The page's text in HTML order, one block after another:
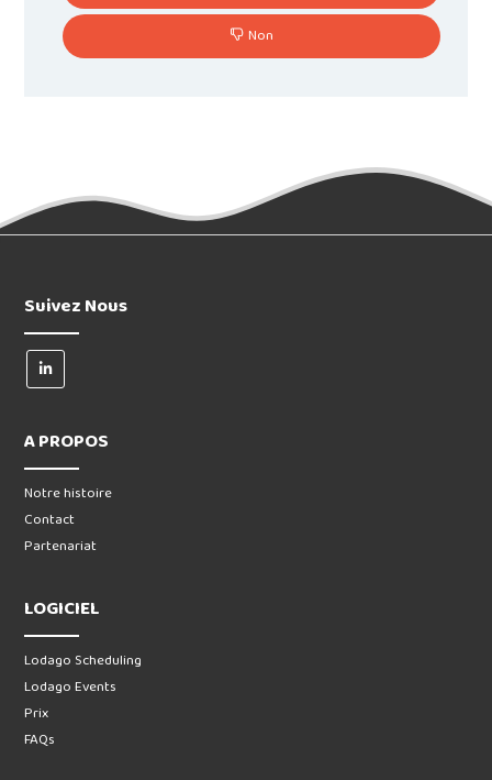
Non
Suivez Nous
A PROPOS
Notre histoire
Contact
Partenariat
LOGICIEL
Lodago Scheduling
Lodago Events
Prix
FAQs